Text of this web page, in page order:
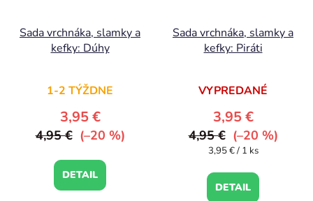
Sada vrchnáka, slamky a
kefky: Dúhy
1-2 TÝŽDNE
3,95 €
4,95 € (–20 %)
DETAIL
Sada vrchnáka, slamky a
kefky: Piráti
VYPREDANÉ
3,95 €
4,95 € (–20 %)
Jednotková
3,95 € / 1 ks
DETAIL